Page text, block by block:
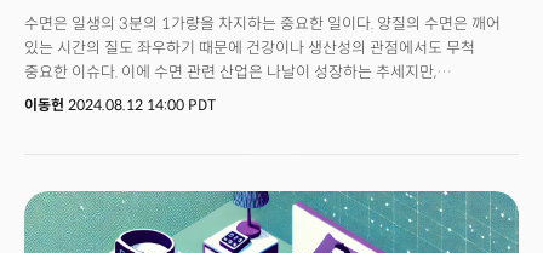
수면은 일생의 3분의 1가량을 차지하는 중요한 일이다. 양질의 수면은 깨어
있는 시간의 질도 좌우하기 때문에 건강이나 생산성의 관점에서도 무척
중요한 이슈다. 이에 수면 관련 산업은 나날이 성장하는 추세지만,
아이러니하게도 수면 장애를 호소하는 사람 또한 매년 늘고 있다. 실제로 지난
명상 등을 활용하는 기존 방식은 한계가 있다. 무엇보다 수면장애에 대한
정확한 파악이 선행되지 않은 상태에서 대안만 찾는 것은 근본적인 해결책이
될 수 없다.현재 수면장애를 가장 정확히 진단받을 수 있는 방법은 병원에서
이동헌 2024.08.12 14:00 PDT